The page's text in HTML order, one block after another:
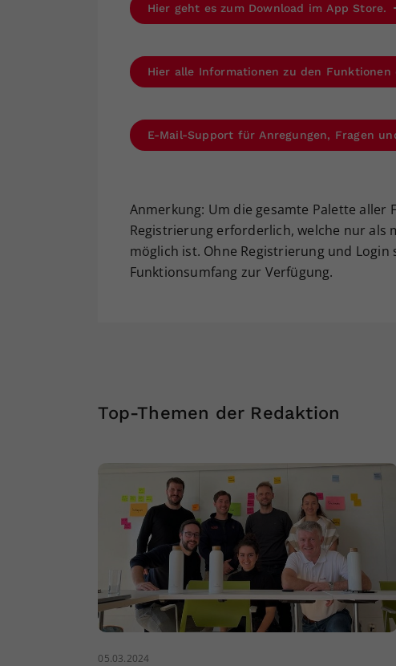
Hier geht es zum Download im App Store.
Hier alle Informationen zu den Funktionen
E-Mail-Support für Anregungen, Fragen
Anmerkung: Um die gesamte Palette
Registrierung erforderlich, welche nur als
möglich ist. Ohne Registrierung und
Funktionsumfang zur Verfügung.
Top-Themen der Redaktion
05.03.2024